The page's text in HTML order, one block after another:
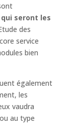
seront les
des
service
bien
également
les
vaudra
au type